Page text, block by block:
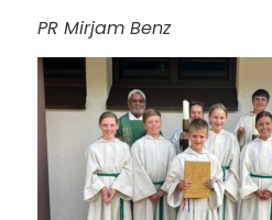
PR Mirjam Benz